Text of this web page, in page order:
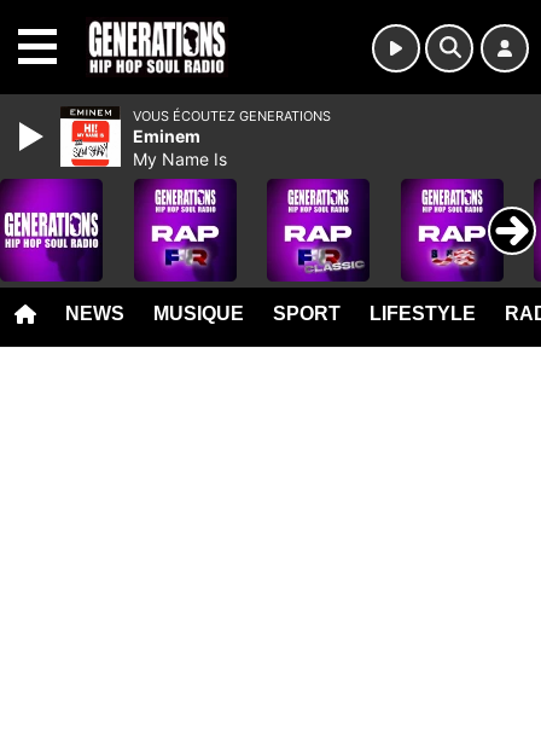
NEWS MUSIQUE SPORT LIFESTYLE
VOUS ÉCOUTEZ GENERATIONS
Eminem
My Name Is